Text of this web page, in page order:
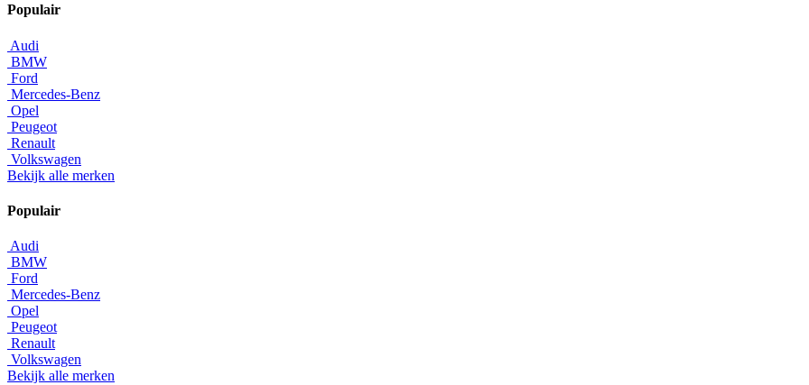
Populair
Audi
BMW
Ford
Mercedes-Benz
Opel
Peugeot
Renault
Volkswagen
Bekijk alle merken
Populair
Audi
BMW
Ford
Mercedes-Benz
Opel
Peugeot
Renault
Volkswagen
Bekijk alle merken